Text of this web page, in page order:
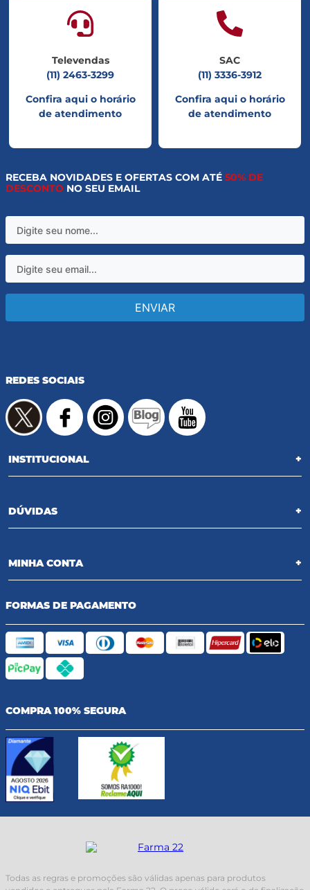
Televendas
(11) 2463-3299
Confira aqui o horário
de atendimento
SAC
(11) 3336-3912
Confira aqui o horário
de atendimento
RECEBA NOVIDADES E OFERTAS COM ATÉ 50% DE
DESCONTO NO SEU EMAIL
ENVIAR
REDES SOCIAIS
INSTITUCIONAL +
DÚVIDAS +
MINHA CONTA +
FORMAS DE PAGAMENTO
COMPRA 100% SEGURA
Todas as regras e promoções são válidas apenas para produtos